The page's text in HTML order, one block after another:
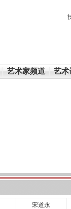
艺术家频道 艺术
宋道永